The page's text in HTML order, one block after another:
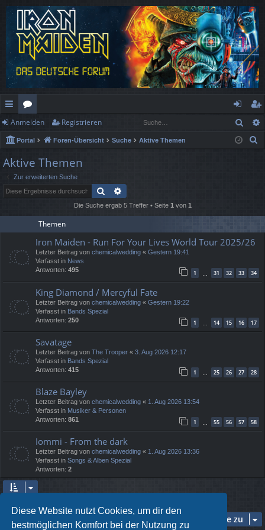
Diese Website nutzt Cookies, um dir den
bestmöglichen Komfort bei der Nutzung zu
ch
ne
llz
or
en
n
m
eg
ist
Anmelden Registrieren
Portal Foren-Übersicht Suche Aktive Themen
Aktive Themen
Zur erweiterten Suche
Suche
Die Suche ergab 5 Treffer • Seite 1von 1
Themen
Iron Maiden - Run For Your Lives World Tour 2025/26
Letzter Beitrag von chemicalwedding « Gestern 19:41
Verfasst in News
Antworten: 495 1 31 32 33 34
King Diamond / Mercyful Fate
Letzter Beitrag von chemicalwedding « Gestern 19:22
Verfasst in Bands Spezial
Antworten: 250 1 14 15 16 17
Savatage
Letzter Beitrag von The Trooper « 3. Aug 2026 12:17
Verfasst in Bands Spezial
Antworten: 415 1 25 26 27 28
Blaze Bayley
Letzter Beitrag von chemicalwedding « 1. Aug 2026 13:54
Verfasst in Musiker & Personen
Antworten: 861 1 55 56 57 58
Iommi - From the dark
Letzter Beitrag von chemicalwedding « 1. Aug 2026 13:36
Verfasst in Songs & Alben Spezial
Antworten: 2
Gehe zu